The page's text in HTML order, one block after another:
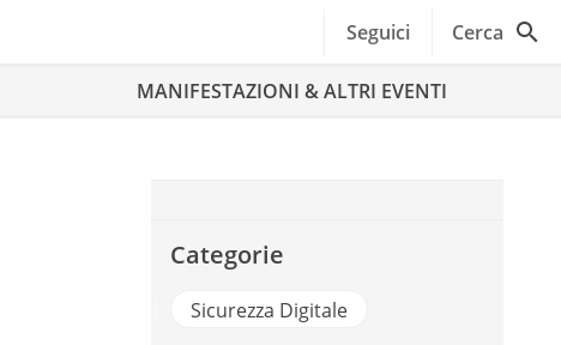
Seguici Cerca
MANIFESTAZIONI & ALTRI EVENTI
Categorie
Sicurezza Digitale